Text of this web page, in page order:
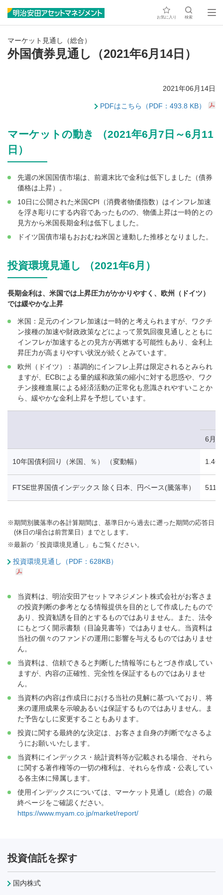
お気に入り 検索
マーケット見通し（総合）
外国債券見通し（2021年6月14日）
2021年06月14日
PDFはこちら（PDF：493.8 KB）
マーケットの動き （2021年6月7日～6月11
日）
先週の米国国債市場は、前週末比で金利は低下しました（債券
価格は上昇）。
10日に公開された米国CPI（消費者物価指数）はインフレ加速
を浮き彫りにする内容であったものの、物価上昇は一時的との
見方から米国長期金利は低下しました。
ドイツ国債市場もおおむね米国と連動した推移となりました。
投資環境見通し （2021年6月）
長期金利は、米国では上昇圧力がかかりやすく、欧州（ドイツ）
では緩やかな上昇
米国：足元のインフレ加速は一時的と考えられますが、ワクチ
ン接種の加速や財政政策などによって景気回復見通しとともに
インフレが加速するとの見方が再燃する可能性もあり、金利上
昇圧力が高まりやすい状況が続くとみています。
欧州（ドイツ）：基調的にインフレ上昇は限定されるとみられ
ますが、ECBによる量的緩和政策の縮小に対する思惑や、ワク
チン接種進展による経済活動の正常化も意識されやすいことか
ら、緩やかな金利上昇を予想しています。
6月
10年国債利回り（米国、％） （変動幅） 1.46
FTSE世界国債インデックス 除く日本、円ベース(騰落率）
※期間別騰落率の各計算期間は、基準日から過去に遡った期間の応答日
(休日の場合は前営業日）までとします。
※最新の「投資環境見通し」もご覧ください。
投資環境見通し（PDF：628KB）
当資料は、明治安田アセットマネジメント株式会社がお客さま
の投資判断の参考となる情報提供を目的として作成したもので
あり、投資勧誘を目的とするものではありません。また、法令
にもとづく開示書類（目論見書等）ではありません。当資料は
当社の個々のファンドの運用に影響を与えるものではありませ
ん。
当資料は、信頼できると判断した情報等にもとづき作成してい
ますが、内容の正確性、完全性を保証するものではありませ
ん。
当資料の内容は作成日における当社の見解に基づいており、将
来の運用成果を示唆あるいは保証するものではありません。ま
た予告なしに変更することもあります。
投資に関する最終的な決定は、お客さま自身の判断でなさるよ
うにお願いいたします。
当資料にインデックス・統計資料等が記載される場合、それら
に関する著作権等の一切の権利は、それらを作成・公表してい
る各主体に帰属します。
使用インデックスについては、マーケット見通し（総合）の最
終ページをご確認ください。
https://www.myam.co.jp/market/report/
投資信託を探す
国内株式